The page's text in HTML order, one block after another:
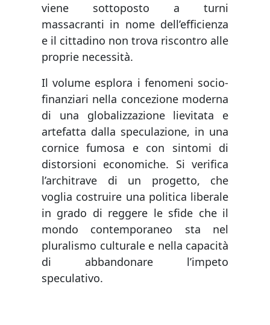
viene sottoposto a turni
massacranti in nome dell’efficienza
e il cittadino non trova riscontro alle
proprie necessità.
Il volume esplora i fenomeni socio-
finanziari nella concezione moderna
di una globalizzazione lievitata e
artefatta dalla speculazione, in una
cornice fumosa e con sintomi di
distorsioni economiche. Si verifica
l’architrave di un progetto, che
voglia costruire una politica liberale
in grado di reggere le sfide che il
mondo contemporaneo sta nel
pluralismo culturale e nella capacità
di abbandonare l’impeto
speculativo.